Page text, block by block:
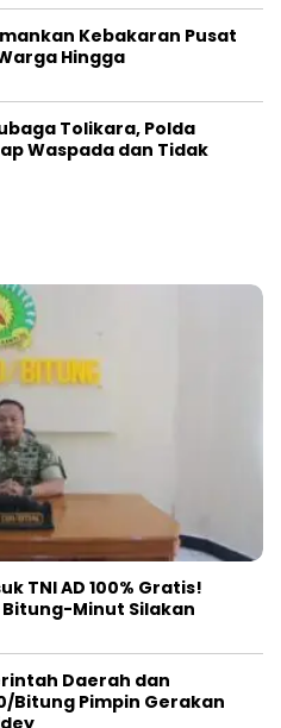
Kebakaran Pusat
Hingga
Tolikara, Polda
Waspada dan Tidak
TNI AD 100% Gratis!
Bitung-Minut Silakan
Daerah dan
Bitung Pimpin Gerakan